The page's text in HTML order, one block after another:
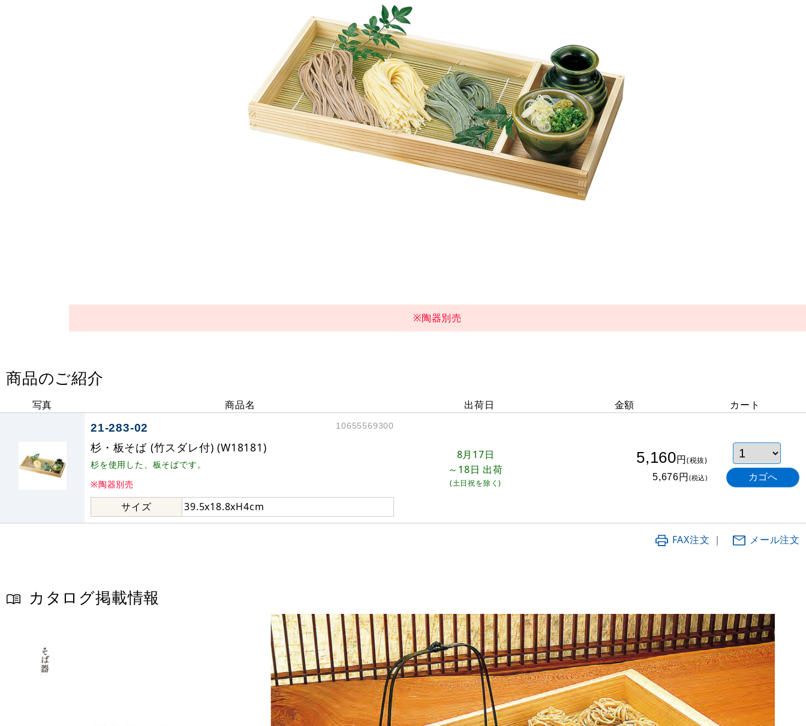
※陶器別売
商品のご紹介
写真 商品名 出荷日 金額 カート
21-283-02 10655569300
杉・板そば (竹スダレ付) (W18181)
杉を使用した、板そばです。
※陶器別売
サイズ 39.5x18.8xH4cm
8月17日
～18日 出荷
(土日祝を除く)
5,160円(税抜)
5,676円(税込)
FAX注文 ｜ メール注文
カタログ掲載情報